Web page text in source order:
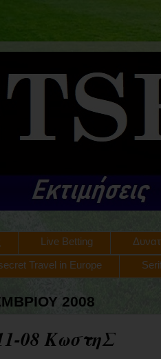
Live Betting
Travel in Europe
2008
08 ΚωστηΣ